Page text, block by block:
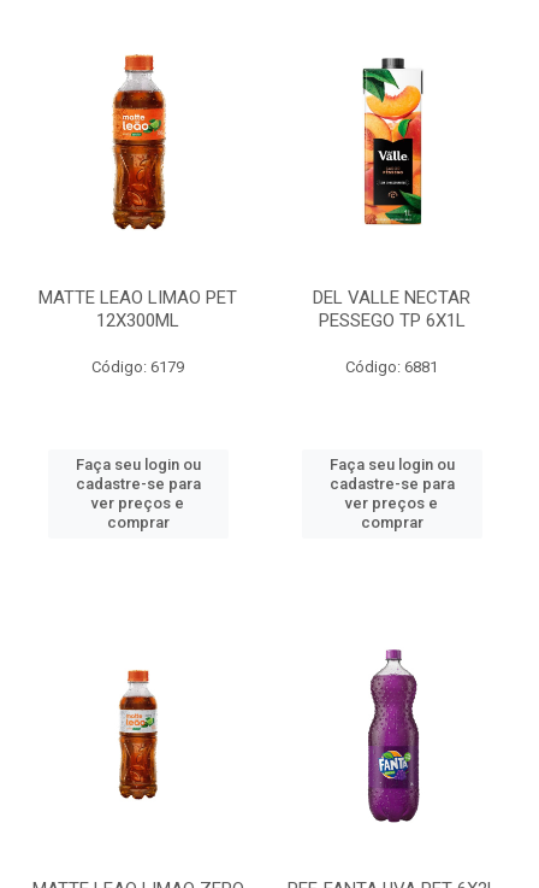
MATTE LEAO LIMAO PET
12X300ML
Código: 6179
Faça seu login ou
cadastre-se para
ver preços e
comprar
DEL VALLE NECTAR
PESSEGO TP 6X1L
Código: 6881
Faça seu login ou
cadastre-se para
ver preços e
comprar